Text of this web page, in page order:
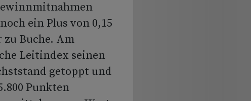
ein Plus von 0,15
zu Buche. Am
Leitindex seinen
getoppt und
Punkten